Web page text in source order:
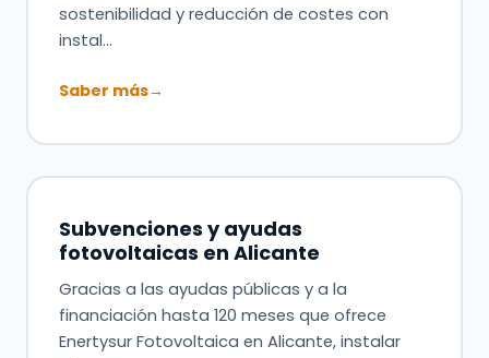
sostenibilidad y reducción de costes con
instal…
Saber más→
Subvenciones y ayudas
fotovoltaicas en Alicante
Gracias a las ayudas públicas y a la
financiación hasta 120 meses que ofrece
Enertysur Fotovoltaica en Alicante, instalar